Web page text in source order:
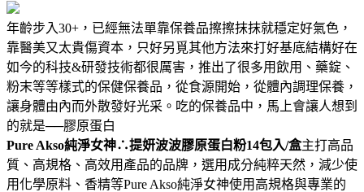
年齡步入30+，已經無法單靠保養品擦擦抹抹就穩定好氣色，
靠醫美又太貴傷資本，只好另覓其他方法來打好基底結構好在
如今的科技&研發技術都很厲害，推出了很多用飲用、藥錠、
粉末等等樣式的保健保養品，從食源開始，從體內調理保養，
讓身體由內而外散發好光采。吃的保養品中，馬上會讓人想到
的就是──膠原蛋白
Pure Akso純淨女神∴提妍波波膠原蛋白粉14包入/盒主打高品
質、高規格、高效用產品的品牌，選用成分純粹天然，減少使
用化學原料、香精等Pure Akso純淨女神使用高規格與專業的